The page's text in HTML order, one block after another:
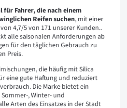
für Fahrer, die nach einem
Reifen suchen, mit einer
4,7/5 von 171 unserer Kunden..
alle saisonalen Anforderungen ab
für den täglichen Gebrauch zu
Preis.
die häufig mit Silica
eine gute Haftung und reduziert
Die Marke bietet ein
, Winter- und
Arten des Einsatzes in der Stadt